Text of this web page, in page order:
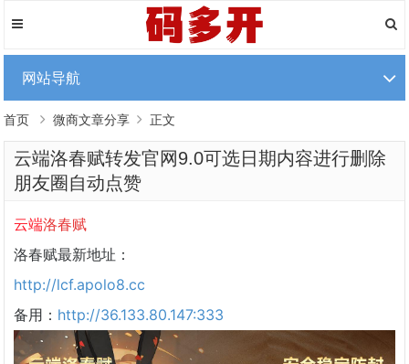
网站导航
首页 微商文章分享 正文
云端洛春赋转发官网9.0可选日期内容进行删除
朋友圈自动点赞
云端洛春赋
洛春赋最新地址：
http://lcf.apolo8.cc
备用： http://36.133.80.147:333